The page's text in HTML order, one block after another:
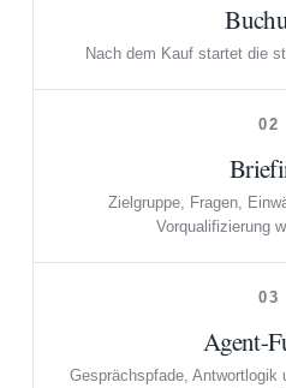
Nach dem Kauf startet die
02
Zielgruppe, Fragen,
Vorqualifizierung
03
Agent-
Gesprächspfade, Antwortlogik